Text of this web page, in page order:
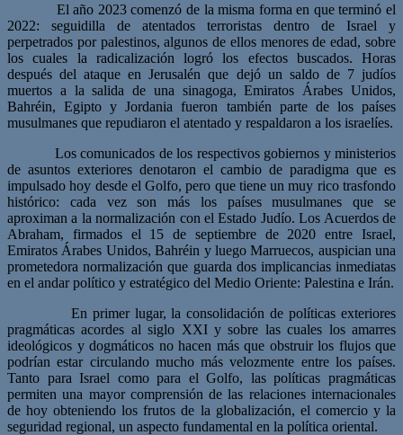
El año 2023 comenzó de la misma forma en que terminó el
2022: seguidilla de atentados terroristas dentro de Israel y
perpetrados por palestinos, algunos de ellos menores de edad, sobre
los cuales la radicalización logró los efectos buscados. Horas
después del ataque en Jerusalén que dejó un saldo de 7 judíos
muertos a la salida de una sinagoga, Emiratos Árabes Unidos,
Bahréin, Egipto y Jordania fueron también parte de los países
musulmanes que repudiaron el atentado y respaldaron a los israelíes.
Los comunicados de los respectivos gobiernos y ministerios
de asuntos exteriores denotaron el cambio de paradigma que es
impulsado hoy desde el Golfo, pero que tiene un muy rico trasfondo
histórico: cada vez son más los países musulmanes que se
aproximan a la normalización con el Estado Judío. Los Acuerdos de
Abraham, firmados el 15 de septiembre de 2020 entre Israel,
Emiratos Árabes Unidos, Bahréin y luego Marruecos, auspician una
prometedora normalización que guarda dos implicancias inmediatas
en el andar político y estratégico del Medio Oriente: Palestina e Irán.
En primer lugar, la consolidación de políticas exteriores
pragmáticas acordes al siglo XXI y sobre las cuales los amarres
ideológicos y dogmáticos no hacen más que obstruir los flujos que
podrían estar circulando mucho más velozmente entre los países.
Tanto para Israel como para el Golfo, las políticas pragmáticas
permiten una mayor comprensión de las relaciones internacionales
de hoy obteniendo los frutos de la globalización, el comercio y la
seguridad regional, un aspecto fundamental en la política oriental.